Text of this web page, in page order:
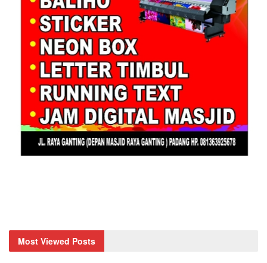
Most Viewed Posts